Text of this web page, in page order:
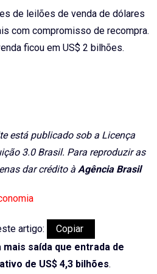
de leilões de venda de dólares
com compromisso de recompra.
ficou em US$ 2 bilhões.
está publicado sob a Licença
3.0 Brasil. Para reproduzir as
dar crédito à Agência Brasil
artigo:
Copiar
saída que entrada de
de US$ 4,3 bilhões.